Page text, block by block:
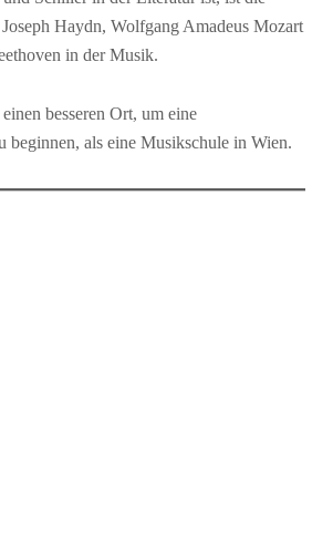
Haydn, Wolfgang Amadeus Mozart
in der Musik.
besseren Ort, um eine
beginnen, als eine Musikschule in Wien.